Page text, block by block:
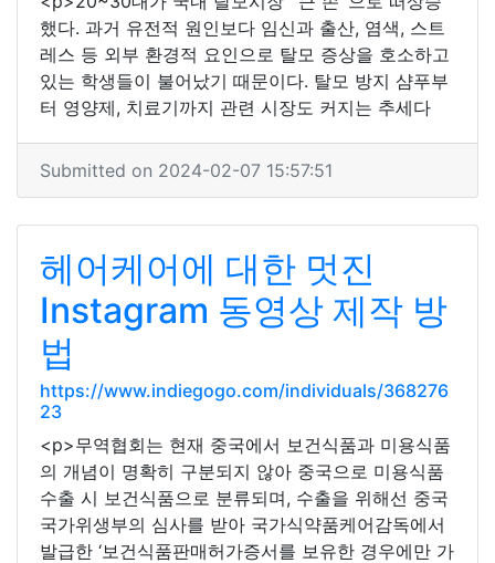
했다. 과거 유전적 원인보다 임신과 출산, 염색, 스트
레스 등 외부 환경적 요인으로 탈모 증상을 호소하고
있는 학생들이 불어났기 때문이다. 탈모 방지 샴푸부
터 영양제, 치료기까지 관련 시장도 커지는 추세다
Submitted on 2024-02-07 15:57:51
헤어케어에 대한 멋진
Instagram 동영상 제작 방
법
https://www.indiegogo.com/individuals/368276
23
<p>무역협회는 현재 중국에서 보건식품과 미용식품
의 개념이 명확히 구분되지 않아 중국으로 미용식품
수출 시 보건식품으로 분류되며, 수출을 위해선 중국
국가위생부의 심사를 받아 국가식약품케어감독에서
발급한 ‘보건식품판매허가증서를 보유한 경우에만 가